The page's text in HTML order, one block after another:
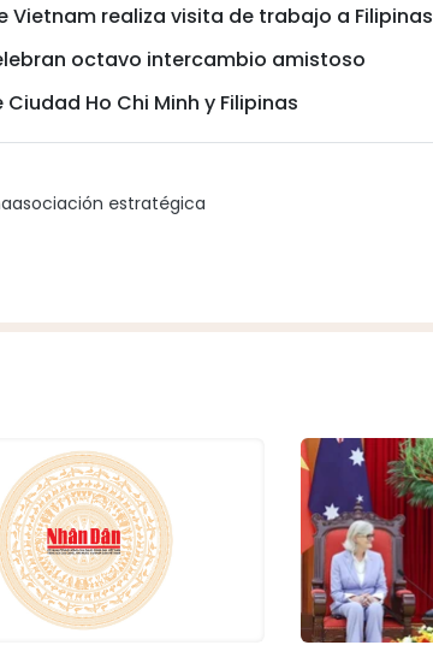
Vietnam realiza visita de trabajo a Filipinas
octavo intercambio amistoso
Ho Chi Minh y Filipinas
asociación estratégica